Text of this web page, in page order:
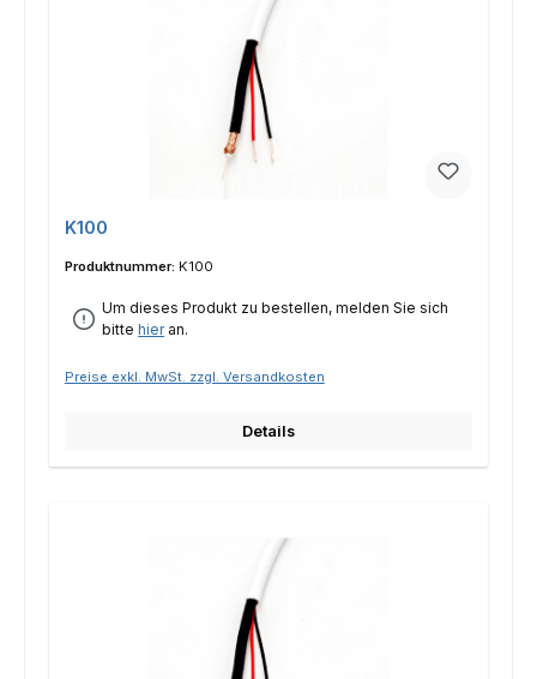
K100
Produktnummer: K100
Um dieses Produkt zu bestellen, melden Sie sich
bittehieran.
Preise exkl. MwSt. zzgl. Versandkosten
Details